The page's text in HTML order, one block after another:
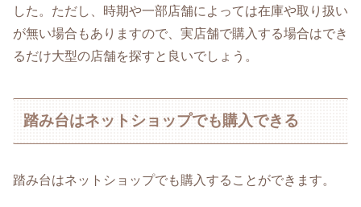
した。ただし、時期や一部店舗によっては在庫や取り扱い
が無い場合もありますので、実店舗で購入する場合はでき
るだけ大型の店舗を探すと良いでしょう。
踏み台はネットショップでも購入できる
踏み台はネットショップでも購入することができます。